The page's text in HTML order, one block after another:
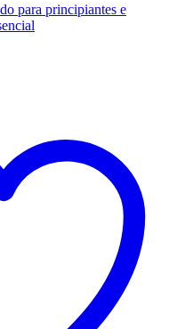
para principiantes e